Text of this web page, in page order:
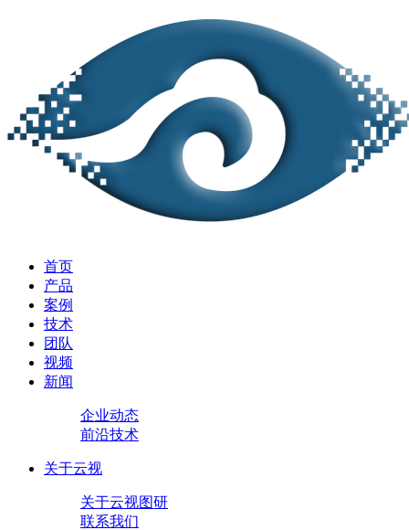
首页
产品
案例
技术
团队
视频
新闻
企业动态
前沿技术
关于云视
关于云视图研
联系我们